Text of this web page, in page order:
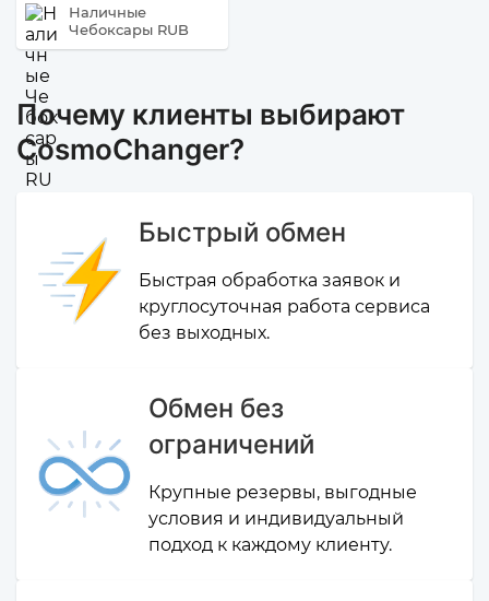
Наличные
Чебоксары RUB
Почему клиенты выбирают
CosmoChanger?
Быстрый обмен
Быстрая обработка заявок и
круглосуточная работа сервиса
без выходных.
Обмен без
ограничений
Крупные резервы, выгодные
условия и индивидуальный
подход к каждому клиенту.